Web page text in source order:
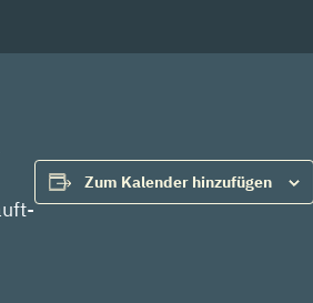
Zum Kalender hinzufügen